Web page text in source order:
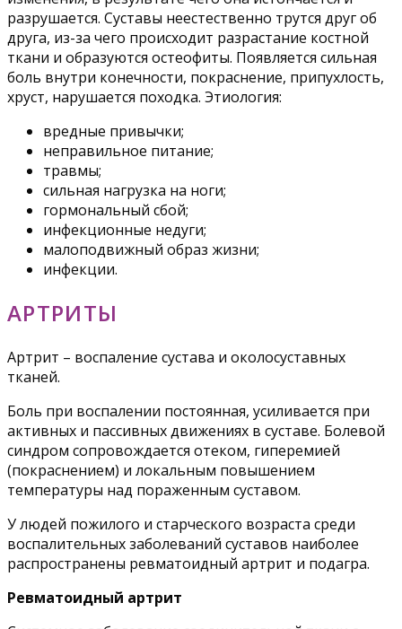
разрушается. Суставы неестественно трутся друг об
друга, из-за чего происходит разрастание костной
ткани и образуются остеофиты. Появляется сильная
боль внутри конечности, покраснение, припухлость,
хруст, нарушается походка. Этиология:
вредные привычки;
неправильное питание;
травмы;
сильная нагрузка на ноги;
гормональный сбой;
инфекционные недуги;
малоподвижный образ жизни;
инфекции.
АРТРИТЫ
Артрит – воспаление сустава и околосуставных
тканей.
Боль при воспалении постоянная, усиливается при
активных и пассивных движениях в суставе. Болевой
синдром сопровождается отеком, гиперемией
(покраснением) и локальным повышением
температуры над пораженным суставом.
У людей пожилого и старческого возраста среди
воспалительных заболеваний суставов наиболее
распространены ревматоидный артрит и подагра.
Ревматоидный артрит